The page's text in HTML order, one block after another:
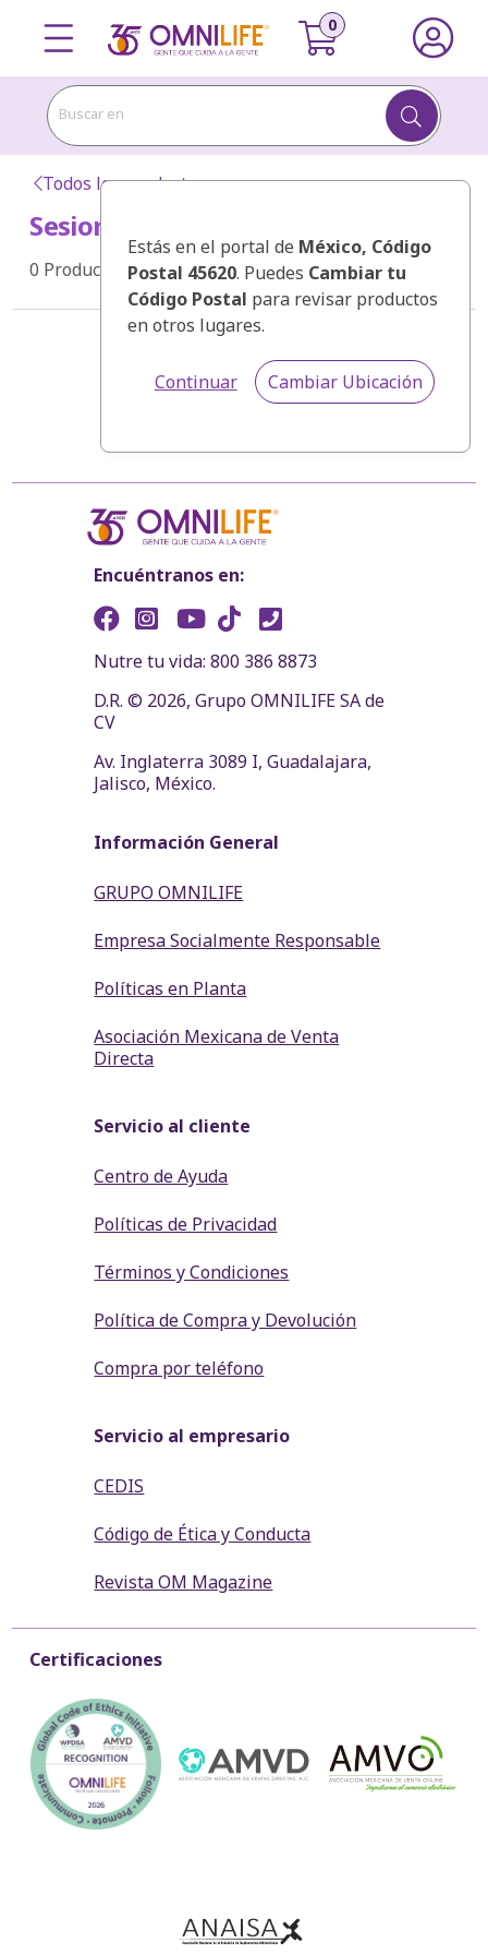
Buscar en
Estás en el portal de México, Código
Postal 45620. Puedes Cambiar tu
Código Postal para revisar productos
en otros lugares.
Continuar Cambiar Ubicación
Todos los productos
Sesiones Presenciales
0 Productos
Ordenar por
Encuéntranos en:
Nutre tu vida: 800 386 8873
D.R. © 2026, Grupo OMNILIFE SA de
CV
Av. Inglaterra 3089 I, Guadalajara,
Jalisco, México.
Información General
GRUPO OMNILIFE
Empresa Socialmente Responsable
Políticas en Planta
Asociación Mexicana de Venta
Directa
Servicio al cliente
Centro de Ayuda
Políticas de Privacidad
Términos y Condiciones
Política de Compra y Devolución
Compra por teléfono
Servicio al empresario
CEDIS
Código de Ética y Conducta
Revista OM Magazine
Certificaciones